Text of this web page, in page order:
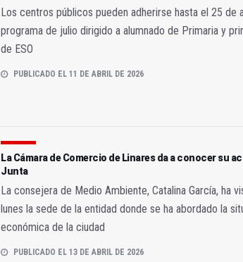
Los centros públicos pueden adherirse hasta el 25 de
programa de julio dirigido a alumnado de Primaria y
de ESO
PUBLICADO EL 11 DE ABRIL DE 2026
La Cámara de Comercio de Linares da a conocer su
Junta
La consejera de Medio Ambiente, Catalina García, ha
lunes la sede de la entidad donde se ha abordado la
económica de la ciudad
PUBLICADO EL 13 DE ABRIL DE 2026